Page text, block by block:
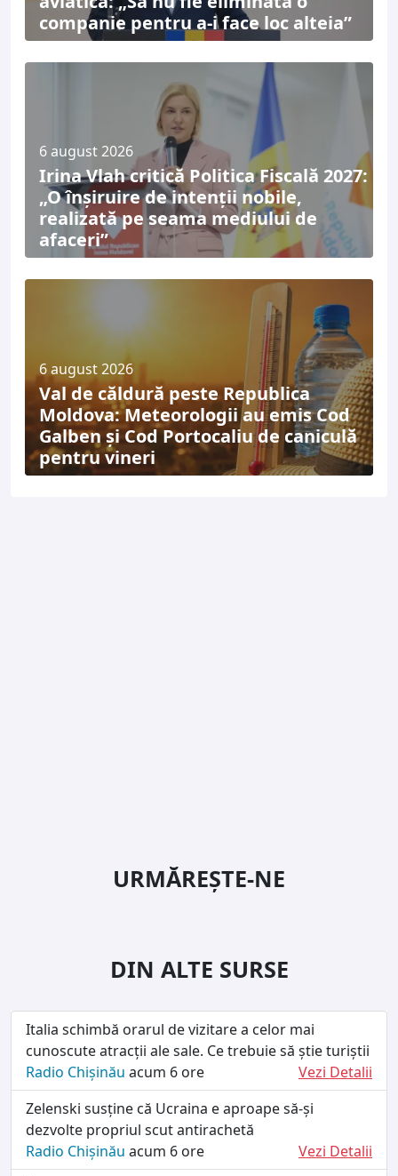
companie pentru a-i face loc alteia”
6 august 2026
Irina Vlah critică Politica Fiscală 2027:
„O înșiruire de intenții nobile,
realizată pe seama mediului de
afaceri”
6 august 2026
Val de căldură peste Republica
Moldova: Meteorologii au emis Cod
Galben și Cod Portocaliu de caniculă
pentru vineri
URMĂREȘTE-NE
DIN ALTE SURSE
Italia schimbă orarul de vizitare a celor mai
cunoscute atracții ale sale. Ce trebuie să știe turiștii
Radio Chișinău acum 6 ore
Vezi Detalii
Zelenski susține că Ucraina e aproape să-și
dezvolte propriul scut antirachetă
Radio Chișinău acum 6 ore
Vezi Detalii